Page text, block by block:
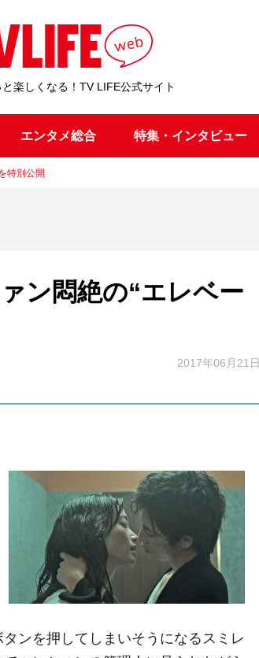
楽しくなる！TV LIFE公式サイト
エンタメ総合 特集・インタビュー
特別公開
ン悶絶の“エレベー
2017年06月21日
ンを押してしまいそうになるスミレ